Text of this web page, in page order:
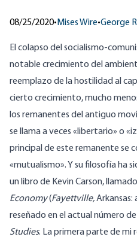
08/25/2020•Mises Wire•George
El colapso del socialismo-
notable crecimiento del
reemplazo de la hostilidad al
cierto crecimiento, mucho
los remanentes del antiguo
se llama a veces «libertario» o
principal de este remanente se
«mutualismo». Y su filosofía ha
un libro de Kevin Carson, llamado
Economy(Fayettville,Arkansas:
reseñado en el actual número de
Studies. La primera parte de mi